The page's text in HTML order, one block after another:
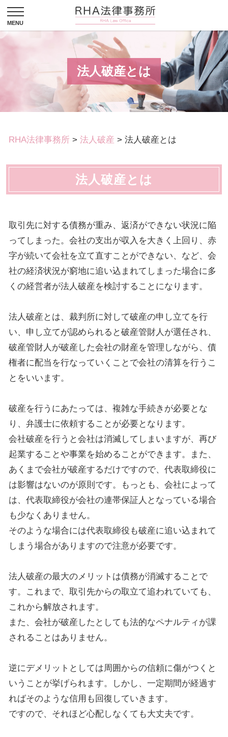
法人破産とは
RHA法律事務所 > 法人破産 > 法人破産とは
法人破産とは
取引先に対する債務が重み、返済ができない状況に陥
ってしまった。会社の支出が収入を大きく上回り、赤
字が続いて会社を立て直すことができない、など、会
社の経済状況が窮地に追い込まれてしまった場合に多
くの経営者が法人破産を検討することになります。
法人破産とは、裁判所に対して破産の申し立てを行
い、申し立てが認められると破産管財人が選任され、
破産管財人が破産した会社の財産を管理しながら、債
権者に配当を行なっていくことで会社の清算を行うこ
とをいいます。
破産を行うにあたっては、複雑な手続きが必要とな
り、弁護士に依頼することが必要となります。
会社破産を行うと会社は消滅してしまいますが、再び
起業することや事業を始めることができます。また、
あくまで会社が破産するだけですので、代表取締役に
は影響はないのが原則です。もっとも、会社によって
は、代表取締役が会社の連帯保証人となっている場合
も少なくありません。
そのような場合には代表取締役も破産に追い込まれて
しまう場合がありますので注意が必要です。
法人破産の最大のメリットは債務が消滅することで
す。これまで、取引先からの取立て追われていても、
これから解放されます。
また、会社が破産したとしても法的なペナルティが課
されることはありません。
逆にデメリットとしては周囲からの信頼に傷がつくと
いうことが挙げられます。しかし、一定期間が経過す
ればそのような信用も回復していきます。
ですので、それほど心配しなくても大丈夫です。